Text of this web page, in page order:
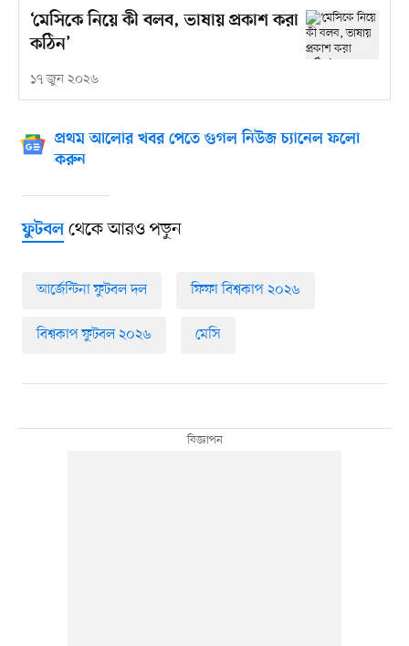
‘মেসিকে নিয়ে কী বলব, ভাষায় প্রকাশ করা
কঠিন’
১৭ জুন ২০২৬
প্রথম আলোর খবর পেতে গুগল নিউজ চ্যানেল ফলো
করুন
ফুটবলথেকে আরও পড়ুন
আর্জেন্টিনা ফুটবল দল ফিফা বিশ্বকাপ ২০২৬
বিশ্বকাপ ফুটবল ২০২৬ মেসি